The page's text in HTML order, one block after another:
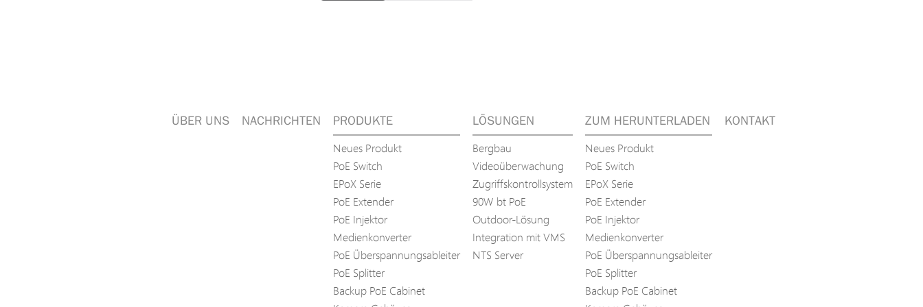
ÜBER UNS NACHRICHTEN PRODUKTE
Neues Produkt
PoE Switch
EPoX Serie
PoE Extender
PoE Injektor
Medienkonverter
PoE Überspannungsableiter
PoE Splitter
Backup PoE Cabinet
LÖSUNGEN
Bergbau
Videoüberwachung
Zugriffskontrollsystem
90W bt PoE
Outdoor-Lösung
Integration mit VMS
NTS Server
ZUM HERUNTERLADEN
Neues Produkt
PoE Switch
EPoX Serie
PoE Extender
PoE Injektor
Medienkonverter
PoE Überspannungsableiter
PoE Splitter
Backup PoE Cabinet
KONTAKT